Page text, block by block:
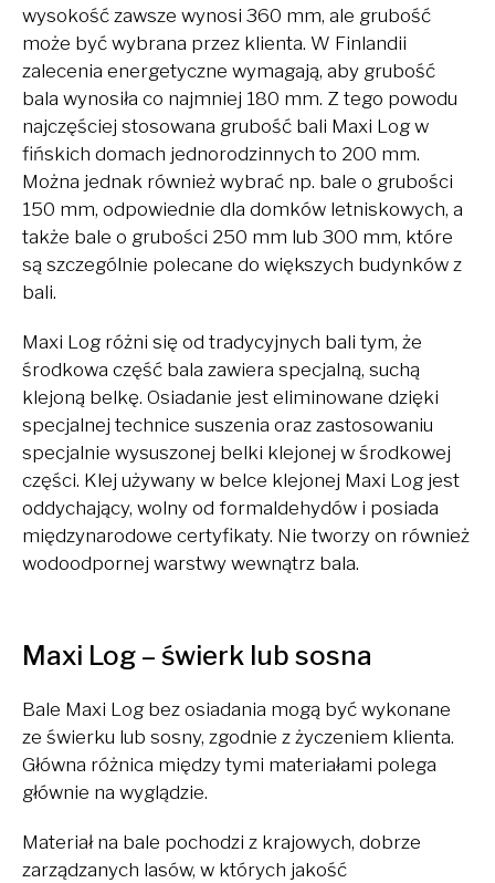
wysokość zawsze wynosi 360 mm, ale grubość
może być wybrana przez klienta. W Finlandii
zalecenia energetyczne wymagają, aby grubość
bala wynosiła co najmniej 180 mm. Z tego powodu
najczęściej stosowana grubość bali Maxi Log w
fińskich domach jednorodzinnych to 200 mm.
Można jednak również wybrać np. bale o grubości
150 mm, odpowiednie dla domków letniskowych, a
także bale o grubości 250 mm lub 300 mm, które
są szczególnie polecane do większych budynków z
bali.
Maxi Log różni się od tradycyjnych bali tym, że
środkowa część bala zawiera specjalną, suchą
klejoną belkę. Osiadanie jest eliminowane dzięki
specjalnej technice suszenia oraz zastosowaniu
specjalnie wysuszonej belki klejonej w środkowej
części. Klej używany w belce klejonej Maxi Log jest
oddychający, wolny od formaldehydów i posiada
międzynarodowe certyfikaty. Nie tworzy on również
wodoodpornej warstwy wewnątrz bala.
Maxi Log – świerk lub sosna
Bale Maxi Log bez osiadania mogą być wykonane
ze świerku lub sosny, zgodnie z życzeniem klienta.
Główna różnica między tymi materiałami polega
głównie na wyglądzie.
Materiał na bale pochodzi z krajowych, dobrze
zarządzanych lasów, w których jakość